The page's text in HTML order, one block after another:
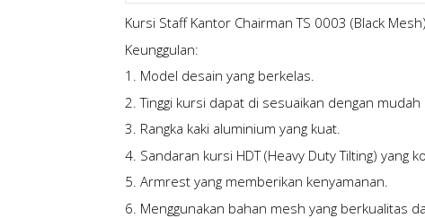
Kursi Staff Kantor Chairman TS 0003 (Black Mesh)
Keunggulan:
1. Model desain yang berkelas.
2. Tinggi kursi dapat di sesuaikan dengan mudah
3. Rangka kaki aluminium yang kuat.
4. Sandaran kursi HDT (Heavy Duty Tilting) yang
5. Armrest yang memberikan kenyamanan.
6. Menggunakan bahan mesh yang berkualitas